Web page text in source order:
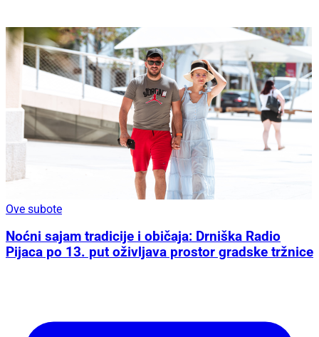
Ove subote
Noćni sajam tradicije i običaja: Drniška Radio
Pijaca po 13. put oživljava prostor gradske tržnice